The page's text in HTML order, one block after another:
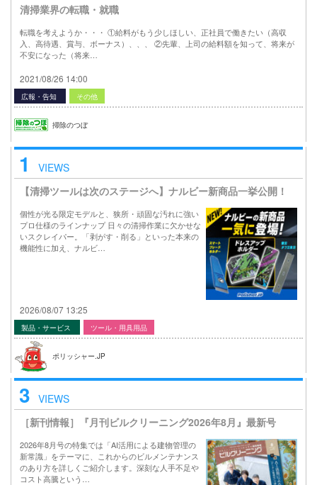
清掃業界の転職・就職
転職を考えようか・・・ ①給料がもう少しほしい、正社員で働きたい（高収
入、高待遇、賞与、ボーナス）、、、 ②先輩、上司の給料額を知って、将来が
不安になった（将来…
2021/08/26 14:00
広報・告知 その他
掃除のつぼ
1
VIEWS
【清掃ツールは次のステージへ】ナルビー新商品一挙公開！
個性が光る限定モデルと、狭所・頑固な汚れに強い
プロ仕様のラインナップ 日々の清掃作業に欠かせな
いスクレイパー。「剥がす・削る」といった本来の
機能性に加え、ナルビ…
2026/08/07 13:25
製品・サービス ツール・用具用品
ポリッシャー.JP
3 VIEWS
［新刊情報］『月刊ビルクリーニング2026年8月』最新号
2026年8月号の特集では「AI活用による建物管理の
新常識」をテーマに、これからのビルメンテナンス
のあり方を詳しくご紹介します。深刻な人手不足や
コスト高騰という…